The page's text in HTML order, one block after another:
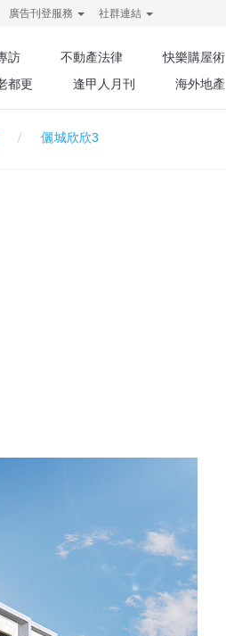
廣告刊登服務 社群連結
訪 不動產法律 快樂購屋術
都更 逢甲人月刊 海外地產
儷城欣欣3